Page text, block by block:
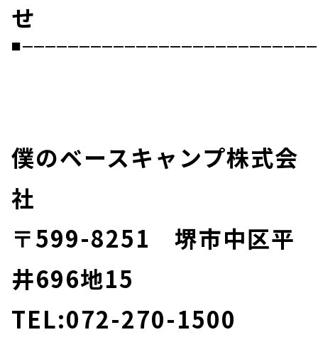
せ
僕のベースキャンプ株式会
社
〒599-8251 堺市中区平
井696地15
TEL:072-270-1500